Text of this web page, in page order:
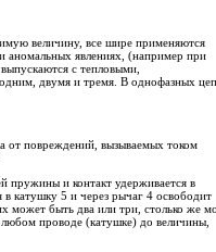
величину, все шире применяются
аномальных явлениях, (например при
с тепловыми,
двумя и тремя. В однофазных
от повреждений, вызываемых током
пружины и контакт удерживается в
катушку 5 и через рычаг 4 освободит
может быть два или три, столько же
проводе (катушке) до величины,